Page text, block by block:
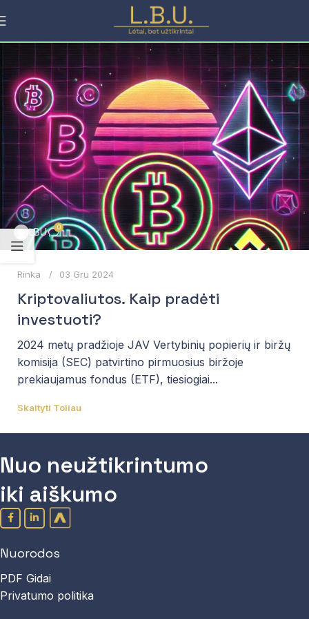
LBU 0
Rinka 03 Gru 2024
Kriptovaliutos. Kaip pradėti
investuoti?
2024 metų pradžioje JAV Vertybinių popierių ir biržų
komisija (SEC) patvirtino pirmuosius biržoje
prekiaujamus fondus (ETF), tiesiogiai...
Skaityti Toliau
Nuo neužtikrintumo
iki aiškumo
Nuorodos
PDF Gidai
Privatumo politika